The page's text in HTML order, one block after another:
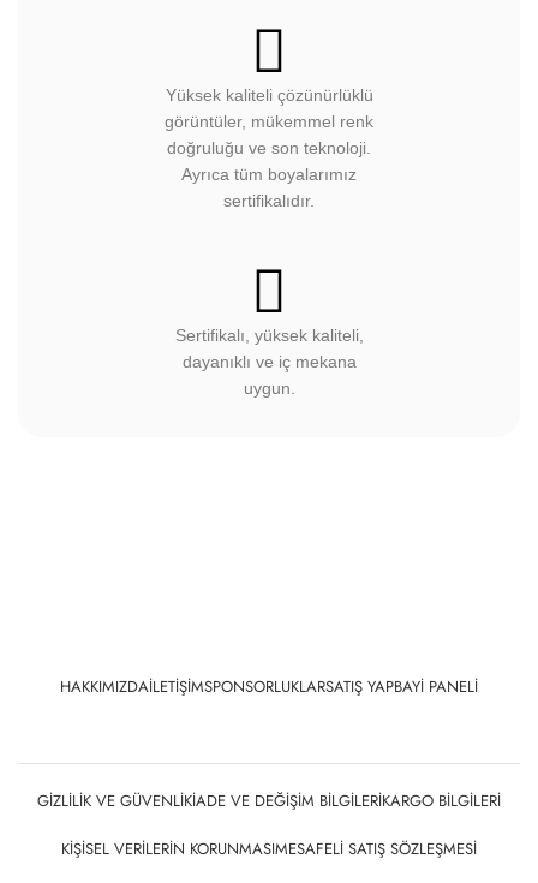
Yüksek kaliteli çözünürlüklü
görüntüler, mükemmel renk
doğruluğu ve son teknoloji.
Ayrıca tüm boyalarımız
sertifikalıdır.
Sertifikalı, yüksek kaliteli,
dayanıklı ve iç mekana
uygun.
HAKKIMIZDAİLETIŞIMSPONSORLUKLARSATIŞ YAPBAYI PANELI
GIZLILIK VE GÜVENLIKİADE VE DEĞIŞIM BILGILERIKARGO BILGILERI
KIŞISEL VERILERIN KORUNMASIMESAFELI SATIŞ SÖZLEŞMESI